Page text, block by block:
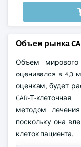
Объем рынка
Объем мирового
оценивался в 4,3
оценкам, будет
CAR-Т-
методом
поскольку она
клеток пациента.